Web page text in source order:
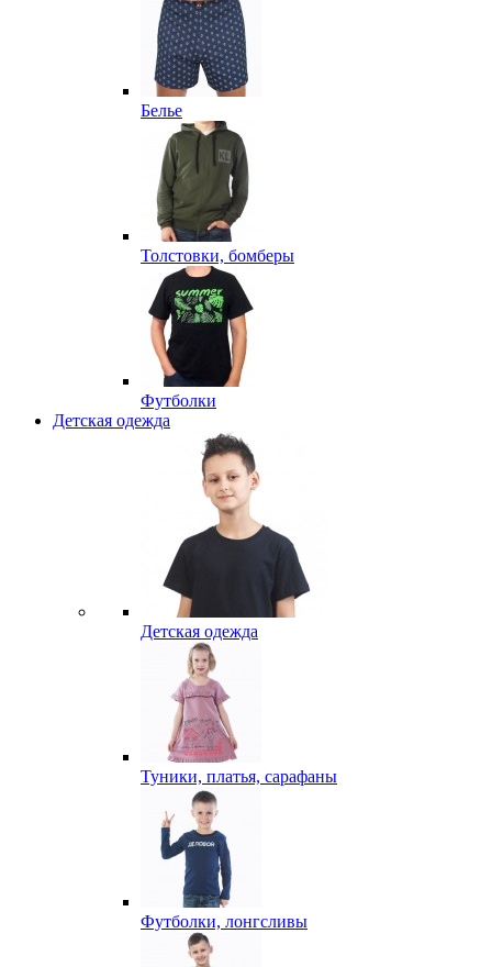
Белье
Толстовки, бомберы
Футболки
Детская одежда
Детская одежда
Туники, платья, сарафаны
Футболки, лонгсливы